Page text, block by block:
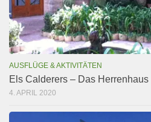
AUSFLÜGE & AKTIVITÄTEN
Els Calderers – Das Herrenhaus
4. APRIL 2020